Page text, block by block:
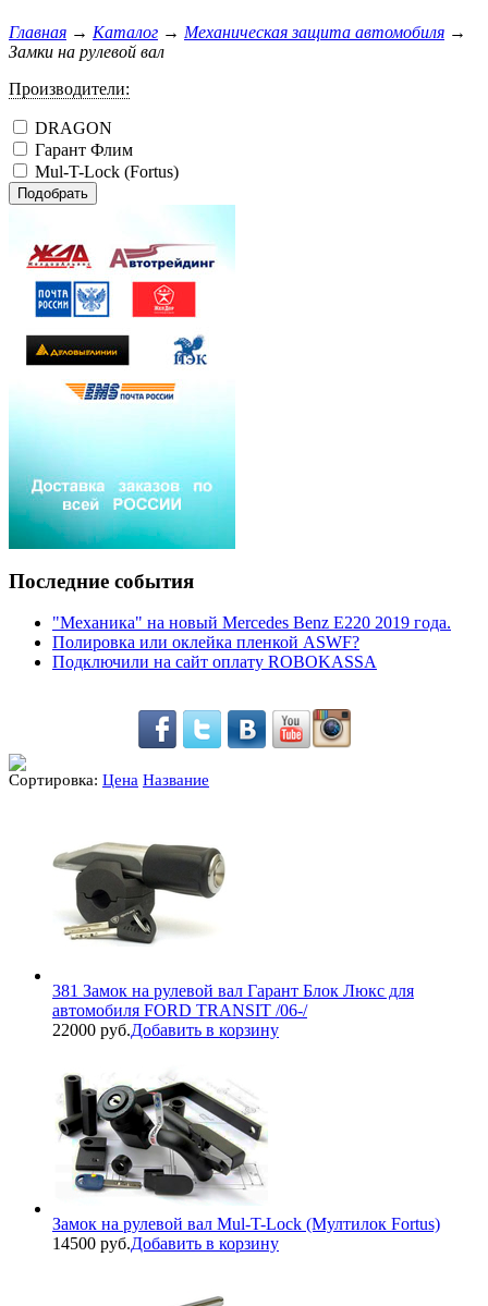
Главная → Каталог → Механическая защита автомобиля →
Замки на рулевой вал
Производители:
DRAGON
Гарант Флим
Mul-T-Lock (Fortus)
Подобрать
Последние события
"Механика" на новый Mercedes Benz E220 2019 года.
Полировка или оклейка пленкой ASWF?
Подключили на сайт оплату ROBOKASSA
Сортировка: Цена Название
381 Замок на рулевой вал Гарант Блок Люкс для
автомобиля FORD TRANSIT /06-/
22000 руб.Добавить в корзину
Замок на рулевой вал Mul-T-Lock (Мултилок Fortus)
14500 руб.Добавить в корзину